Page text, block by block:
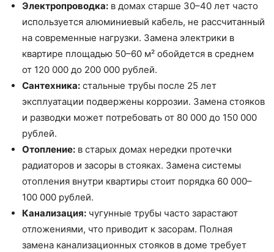
Электропроводка: в домах старше 30–40 лет часто
используется алюминиевый кабель, не рассчитанный
на современные нагрузки. Замена электрики в
квартире площадью 50–60 м² обойдется в среднем
от 120 000 до 200 000 рублей.
Сантехника: стальные трубы после 25 лет
эксплуатации подвержены коррозии. Замена стояков
и разводки может потребовать от 80 000 до 150 000
рублей.
Отопление: в старых домах нередки протечки
радиаторов и засоры в стояках. Замена системы
отопления внутри квартиры стоит порядка 60 000–
100 000 рублей.
Канализация: чугунные трубы часто зарастают
отложениями, что приводит к засорам. Полная
замена канализационных стояков в доме требует